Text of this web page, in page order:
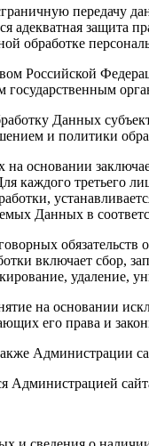
передачу
адекватная
обработке
Российской
Данных
и политики
основании
третьего
Данных в
включает сбор,
удаление,
на основании
его права и
Администрации
Администрацией